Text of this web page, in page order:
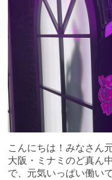
こんにちは！みなさん
大阪・ミナミのど真ん
で、元気いっぱい働い